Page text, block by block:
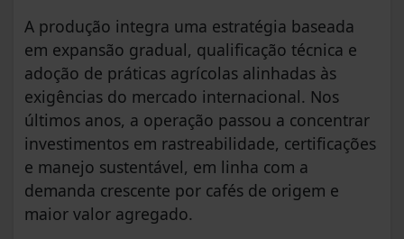
A produção integra uma estratégia baseada
em expansão gradual, qualificação técnica e
adoção de práticas agrícolas alinhadas às
exigências do mercado internacional. Nos
últimos anos, a operação passou a concentrar
investimentos em rastreabilidade, certificações
e manejo sustentável, em linha com a
demanda crescente por cafés de origem e
maior valor agregado.